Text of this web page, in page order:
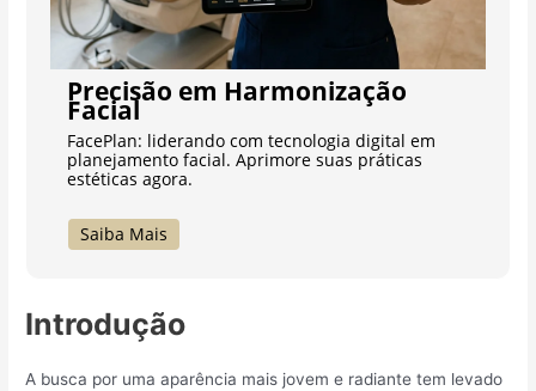
Precisão em Harmonização
Facial
FacePlan: liderando com tecnologia digital em
planejamento facial. Aprimore suas práticas
estéticas agora.
Saiba Mais
Introdução
A busca por uma aparência mais jovem e radiante tem levado